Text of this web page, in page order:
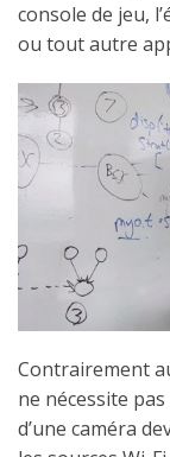
console de jeu,
ou tout autre
Contrairement
ne nécessite
d’une caméra